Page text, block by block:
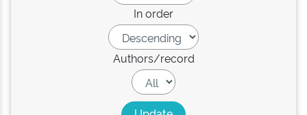
In order
Authors/record